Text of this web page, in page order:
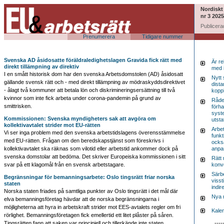
Nordiskt
nr 3 2025
Prenumerera
Tidigare nummer
Svenska AD åsidosatte föräldraledighetslagen Gravida fick rätt med
direkt tillämpning av direktiv
I en smått historisk dom har den svenska Arbetsdomstolen (AD) åsidosatt
gällande svensk rätt och - med direkt tillämpning av mödraskyddsdirektivet
- ålagt två kommuner att betala lön och diskrimineringsersättning till två
kvinnor som inte fick arbeta under corona-pandemin på grund av
smittrisken.
Kommissionen: Svenska myndigheters sak att avgöra om
kollektivavtalet strider mot EU-rätten
Vi ser inga problem med den svenska arbetstidslagens överensstämmelse
med EU-rätten. Frågan om den beredskapstjänst som föreskrivs i
kollektivavtalet ska räknas som vilotid eller arbetstid ankommer dock på
svenska domstolar att bedöma. Det skriver Europeiska kommissionen i sitt
svar på ett klagomål från en svensk arbetstagare.
Begränsningar för bemanningsarbete: Oslo tingsrätt friar norska
staten
Norska staten friades på samtliga punkter av Oslo tingsrätt i det mål där
elva bemanningsföretag hävdar att de norska begränsningarna i
möjligheterna att hyra in arbetskraft strider mot EES-avtalets regler om fri
rörlighet. Bemanningsföretagen fick emellertid ett litet plåster på såren.
Är
med
Nytt
Rätt
Nya